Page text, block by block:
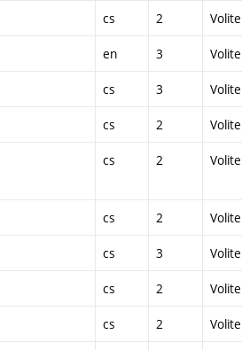
cs 2
en 3
cs 3
cs 2
cs 2
cs 2
cs 3
cs 2
cs 2